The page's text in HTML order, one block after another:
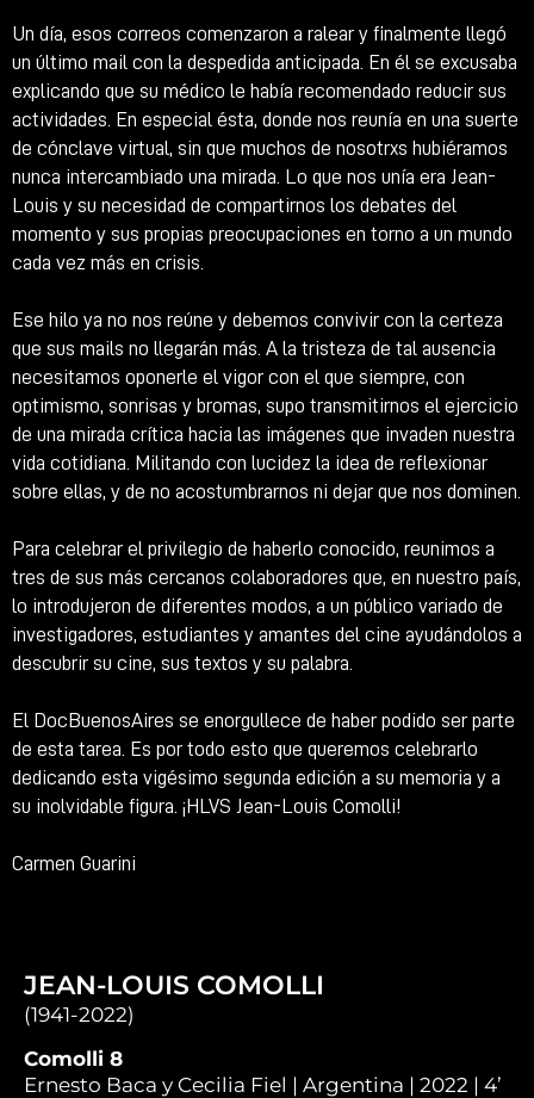
Un día, esos correos comenzaron a ralear y finalmente llegó
un último mail con la despedida anticipada. En él se excusaba
explicando que su médico le había recomendado reducir sus
actividades. En especial ésta, donde nos reunía en una suerte
de cónclave virtual, sin que muchos de nosotrxs hubiéramos
nunca intercambiado una mirada. Lo que nos unía era Jean-
Louis y su necesidad de compartirnos los debates del
momento y sus propias preocupaciones en torno a un mundo
cada vez más en crisis.
Ese hilo ya no nos reúne y debemos convivir con la certeza
que sus mails no llegarán más. A la tristeza de tal ausencia
necesitamos oponerle el vigor con el que siempre, con
optimismo, sonrisas y bromas, supo transmitirnos el ejercicio
de una mirada crítica hacia las imágenes que invaden nuestra
vida cotidiana. Militando con lucidez la idea de reflexionar
sobre ellas, y de no acostumbrarnos ni dejar que nos dominen.
Para celebrar el privilegio de haberlo conocido, reunimos a
tres de sus más cercanos colaboradores que, en nuestro país,
lo introdujeron de diferentes modos, a un público variado de
investigadores, estudiantes y amantes del cine ayudándolos a
descubrir su cine, sus textos y su palabra.
El DocBuenosAires se enorgullece de haber podido ser parte
de esta tarea. Es por todo esto que queremos celebrarlo
dedicando esta vigésimo segunda edición a su memoria y a
su inolvidable figura. ¡HLVS Jean-Louis Comolli!
Carmen Guarini
JEAN-LOUIS COMOLLI
(1941-2022)
Comolli 8
Ernesto Baca y Cecilia Fiel | Argentina | 2022 | 4’